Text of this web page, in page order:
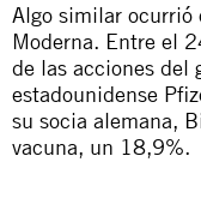
Algo similar ocurrió
Moderna. Entre el
de las acciones del
estadounidense
su socia alemana,
vacuna, un 18,9%.